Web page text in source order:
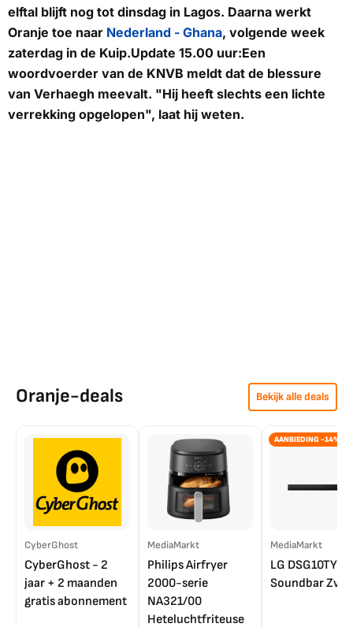
elftal blijft nog tot dinsdag in Lagos. Daarna werkt
Oranje toe naar Nederland - Ghana, volgende week
zaterdag in de Kuip.Update 15.00 uur:Een
woordvoerder van de KNVB meldt dat de blessure
van Verhaegh meevalt. "Hij heeft slechts een lichte
verrekking opgelopen", laat hij weten.
Oranje-deals Bekijk alle deals
CyberGhost
CyberGhost - 2
jaar + 2 maanden
gratis abonnement
MediaMarkt
Philips Airfryer
2000-serie
NA321/00
Heteluchtfriteuse
AANBIEDING -14%
MediaMarkt
LG DSG10TY
Soundbar